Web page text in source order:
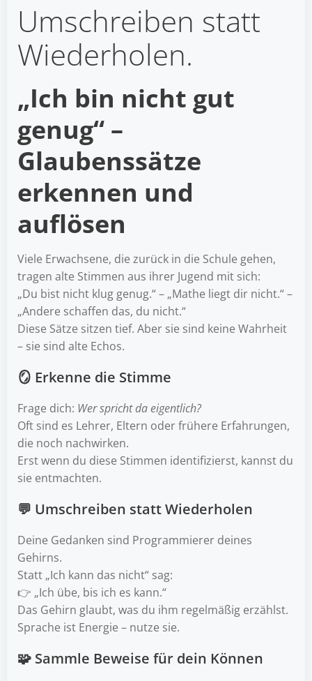
Umschreiben statt
Wiederholen.
„Ich bin nicht gut
genug“ –
Glaubenssätze
erkennen und
auflösen
Viele Erwachsene, die zurück in die Schule gehen,
tragen alte Stimmen aus ihrer Jugend mit sich:
„Du bist nicht klug genug.“ – „Mathe liegt dir nicht.“ –
„Andere schaffen das, du nicht.“
Diese Sätze sitzen tief. Aber sie sind keine Wahrheit
– sie sind alte Echos.
🪞 Erkenne die Stimme
Frage dich: Wer spricht da eigentlich?
Oft sind es Lehrer, Eltern oder frühere Erfahrungen,
die noch nachwirken.
Erst wenn du diese Stimmen identifizierst, kannst du
sie entmachten.
💬 Umschreiben statt Wiederholen
Deine Gedanken sind Programmierer deines
Gehirns.
Statt „Ich kann das nicht“ sag:
👉 „Ich übe, bis ich es kann.“
Das Gehirn glaubt, was du ihm regelmäßig erzählst.
Sprache ist Energie – nutze sie.
🧩 Sammle Beweise für dein Können